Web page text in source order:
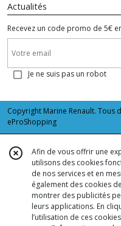
Actualités
Recevez un code promo de 5€
Je ne suis pas un robot
Copyright Marine Renault. Tous
eProShopping
Afin de vous offrir une
utilisons des cookies
de nos services et en
également des cookies
montrer des publicités
leurs applications. En
l’utilisation de ces